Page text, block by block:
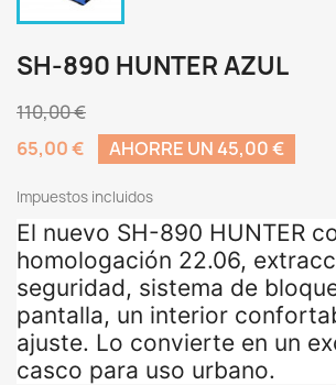
SH-890 HUNTER AZUL
110,00 €
65,00 €
AHORRE UN 45,00 €
Impuestos incluidos
El nuevo SH-890 HUNTER
homologación 22.06,
seguridad, sistema de
pantalla, un interior
ajuste. Lo convierte en un
casco para uso urbano.